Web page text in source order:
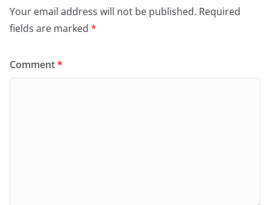
Your email address will not be published. Required
fields are marked *
Comment*